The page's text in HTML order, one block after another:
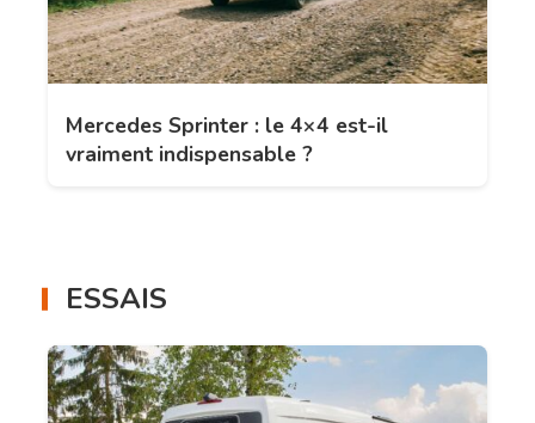
Mercedes Sprinter : le 4×4 est-il
vraiment indispensable ?
ESSAIS